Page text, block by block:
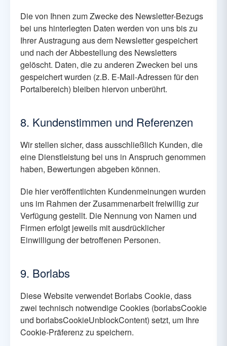
Die von Ihnen zum Zwecke des Newsletter-Bezugs
bei uns hinterlegten Daten werden von uns bis zu
Ihrer Austragung aus dem Newsletter gespeichert
und nach der Abbestellung des Newsletters
gelöscht. Daten, die zu anderen Zwecken bei uns
gespeichert wurden (z.B. E-Mail-Adressen für den
Portalbereich) bleiben hiervon unberührt.
8. Kundenstimmen und Referenzen
Wir stellen sicher, dass ausschließlich Kunden, die
eine Dienstleistung bei uns in Anspruch genommen
haben, Bewertungen abgeben können.
Die hier veröffentlichten Kundenmeinungen wurden
uns im Rahmen der Zusammenarbeit freiwillig zur
Verfügung gestellt. Die Nennung von Namen und
Firmen erfolgt jeweils mit ausdrücklicher
Einwilligung der betroffenen Personen.
9. Borlabs
Diese Website verwendet Borlabs Cookie, dass
zwei technisch notwendige Cookies (borlabsCookie
und borlabsCookieUnblockContent) setzt, um Ihre
Cookie-Präferenz zu speichern.